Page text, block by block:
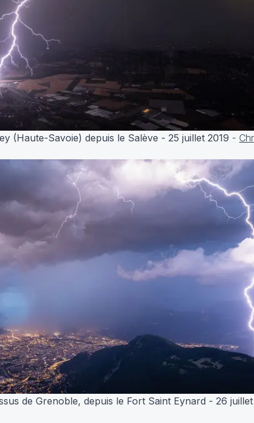
(Haute-Savoie) depuis le Salève - 25 juillet 2019 -
de Grenoble, depuis le Fort Saint Eynard - 26 juillet